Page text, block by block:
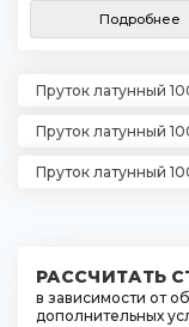
Подробнее
Пруток латунный
Пруток латунный
Пруток латунный
РАССЧИТАТЬ
в зависимости от
дополнительных